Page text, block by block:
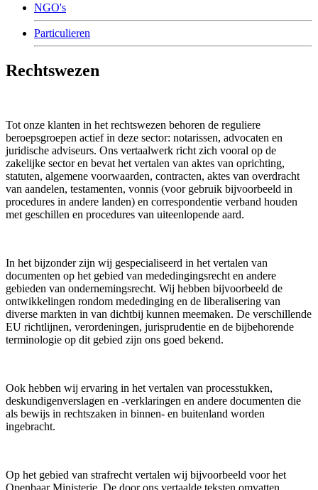
NGO's
Particulieren
Rechtswezen
Tot onze klanten in het rechtswezen behoren de reguliere
beroepsgroepen actief in deze sector: notarissen, advocaten en
juridische adviseurs. Ons vertaalwerk richt zich vooral op de
zakelijke sector en bevat het vertalen van aktes van oprichting,
statuten, algemene voorwaarden, contracten, aktes van overdracht
van aandelen, testamenten, vonnis (voor gebruik bijvoorbeeld in
procedures in andere landen) en correspondentie verband houden
met geschillen en procedures van uiteenlopende aard.
In het bijzonder zijn wij gespecialiseerd in het vertalen van
documenten op het gebied van mededingingsrecht en andere
gebieden van ondernemingsrecht. Wij hebben bijvoorbeeld de
ontwikkelingen rondom mededinging en de liberalisering van
diverse markten in van dichtbij kunnen meemaken. De verschillende
EU richtlijnen, verordeningen, jurisprudentie en de bijbehorende
terminologie op dit gebied zijn ons goed bekend.
Ook hebben wij ervaring in het vertalen van processtukken,
deskundigenverslagen en -verklaringen en andere documenten die
als bewijs in rechtszaken in binnen- en buitenland worden
ingebracht.
Op het gebied van strafrecht vertalen wij bijvoorbeeld voor het
Openbaar Ministerie. De door ons vertaalde teksten omvatten